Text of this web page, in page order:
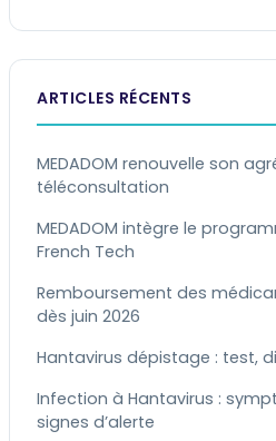
ARTICLES RÉCENTS
MEDADOM renouvelle son
téléconsultation
MEDADOM intègre le
French Tech
Remboursement des
dès juin 2026
Hantavirus dépistage : test,
Infection à Hantavirus :
signes d’alerte